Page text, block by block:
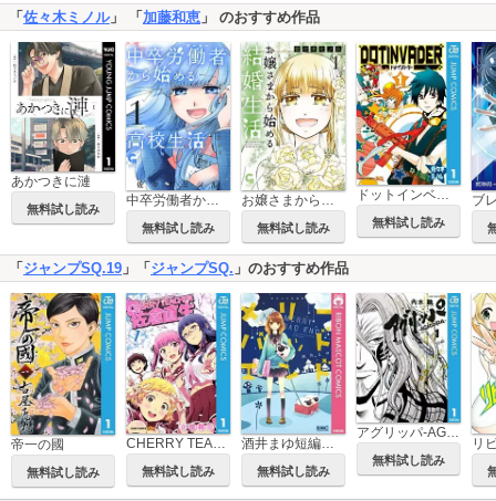
「 佐々木ミノル」 「 加藤和恵 」 のおすすめ作品
あかつきに漣
無料試し読み
中卒労働者から始める高校生活
無料試し読み
お嬢さまから始める結婚生活
無料試し読み 無料試し読み
「 ジャンプSQ.19 」「 ジャンプSQ. 」のおすすめ作品
帝一の國
無料試し読み
CHERRY TEACHER 佐倉直生
無料試し読み
酒井まゆ短編集 メリーバッドエンド
無料試し読み
アグリッパ-AGRIPPA-
無料試し読み